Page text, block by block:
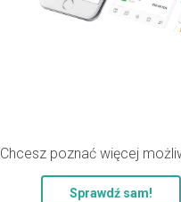
Chcesz poznać więcej
Sprawdź sam!